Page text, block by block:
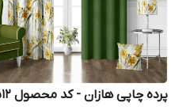
پرده چاپی هازان - کد محصول 20512